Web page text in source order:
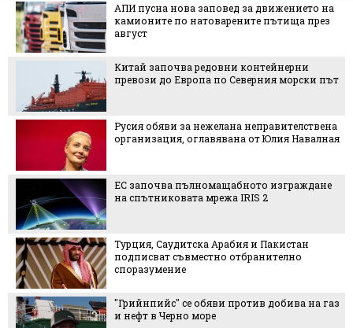
АПИ пусна нова заповед за движението на
камионите по натоварените пътища през
август
Китай започва редовни контейнерни
превози до Европа по Северния морски път
Русия обяви за нежелана неправителствена
организация, оглавявана от Юлия Навалная
ЕС започва пълномащабното изграждане
на спътниковата мрежа IRIS 2
Турция, Саудитска Арабия и Пакистан
подписват съвместно отбранително
споразумение
"Грийнпийс" се обяви против добива на газ
и нефт в Черно море